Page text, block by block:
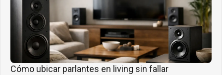
Cómo ubicar parlantes en living sin fallar